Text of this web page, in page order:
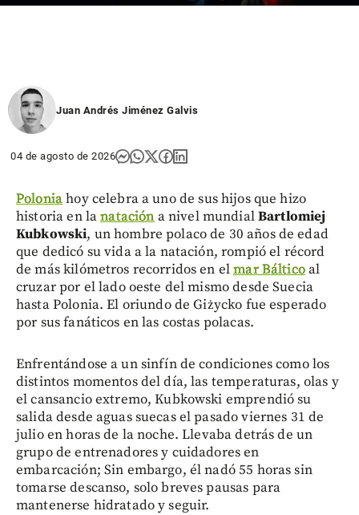
Juan Andrés Jiménez Galvis
04 de agosto de 2026
Poloniahoy celebra a uno de sus hijos que hizo
historia en lanatación a nivel mundialBartlomiej
Kubkowski, un hombre polaco de 30 años de edad
que dedicó su vida a la natación, rompió el récord
de más kilómetros recorridos en elmar Bálticoal
cruzar por el lado oeste del mismo desde Suecia
hasta Polonia. El oriundo de Giżycko fue esperado
por sus fanáticos en las costas polacas.
Enfrentándose a un sinfín de condiciones como los
distintos momentos del día, las temperaturas, olas y
el cansancio extremo, Kubkowski emprendió su
salida desde aguas suecas el pasado viernes 31 de
julio en horas de la noche. Llevaba detrás de un
grupo de entrenadores y cuidadores en
embarcación; Sin embargo, él nadó 55 horas sin
tomarse descanso, solo breves pausas para
mantenerse hidratado y seguir.